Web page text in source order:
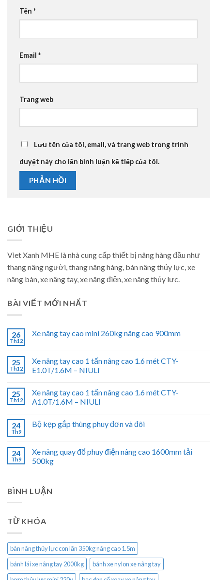
Tên *
Email *
Trang web
Lưu tên của tôi, email, và trang web trong trình
duyệt này cho lần bình luận kế tiếp của tôi.
GIỚI THIỆU
Viet Xanh MHE là nhà cung cấp thiết bị nâng hàng đầu như
thang nâng người, thang nâng hàng, bàn nâng thủy lực, xe
nâng bàn, xe nâng tay, xe nâng điện, xe nâng thủy lực.
BÀI VIẾT MỚI NHẤT
26
Th12
Xe nâng tay cao mini 260kg nâng cao 900mm
25
Th12
Xe nâng tay cao 1 tấn nâng cao 1.6 mét CTY-
E1.0T/1.6M – NIULI
25
Th12
Xe nâng tay cao 1 tấn nâng cao 1.6 mét CTY-
A1.0T/1.6M – NIULI
24
Th9
Bộ kẹp gắp thùng phuy đơn và đôi
24
Th9
Xe nâng quay đổ phuy điện nâng cao 1600mm tải
500kg
BÌNH LUẬN
TỪ KHÓA
bàn nâng thủy lực con lăn 350kg nâng cao 1.5m
bánh lái xe nâng tay 2000kg
bánh xe nylon xe nâng tay